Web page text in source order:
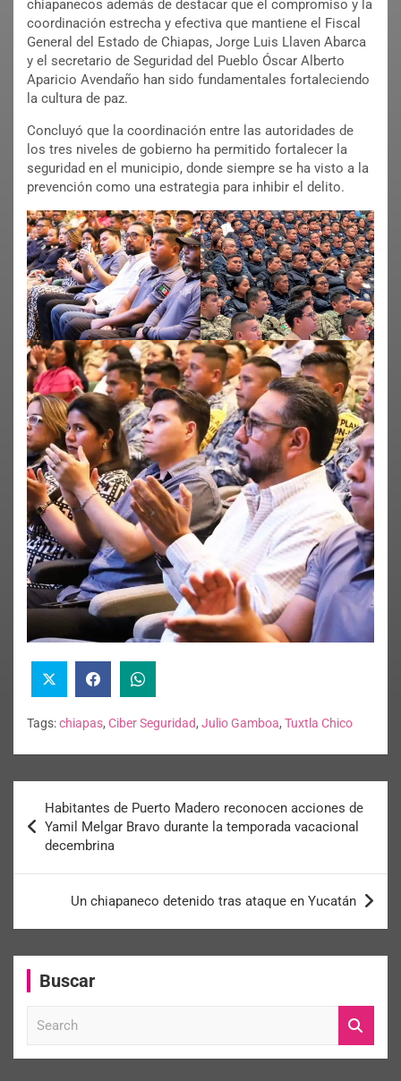
chiapanecos además de destacar que el compromiso y la
coordinación estrecha y efectiva que mantiene el Fiscal
General del Estado de Chiapas, Jorge Luis Llaven Abarca
y el secretario de Seguridad del Pueblo Óscar Alberto
Aparicio Avendaño han sido fundamentales fortaleciendo
la cultura de paz.
Concluyó que la coordinación entre las autoridades de
los tres niveles de gobierno ha permitido fortalecer la
seguridad en el municipio, donde siempre se ha visto a la
prevención como una estrategia para inhibir el delito.
Tags:chiapas, Ciber Seguridad, Julio Gamboa, Tuxtla Chico
Habitantes de Puerto Madero reconocen acciones de
Yamil Melgar Bravo durante la temporada vacacional
decembrina
Un chiapaneco detenido tras ataque en Yucatán
Buscar